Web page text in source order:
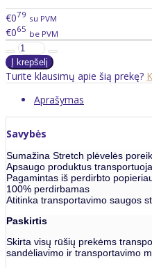
€079 su PVM
€065 be PVM
Turite klausimų apie šią prekę?
Aprašymas
Savybės
Sumažina Stretch plėvelės
Apsaugo produktus
Pagamintas iš perdirbto
100% perdirbamas
Atitinka transportavimo saugos
Paskirtis
Skirta visų rūšių prekėms
sandėliavimo ir transportavimo